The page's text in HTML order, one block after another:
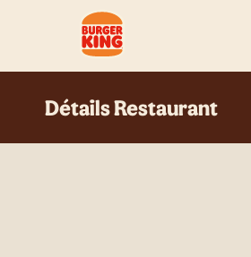
Détails Restaurant